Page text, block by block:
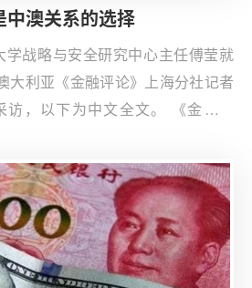
澳关系的选择
学战略与安全研究中心主任傅莹就
大利亚《金融评论》上海分社记者
访，以下为中文全文。 《金融评
点？ 傅莹：这个问题让我想到，
导人三次见面，这在中澳关系史上
访澳期间双方宣布将中澳关系提升
把两国关系推到历史高点。第二年